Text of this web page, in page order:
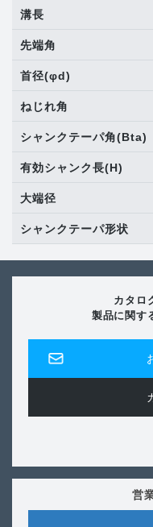
溝長
先端角
首径(φd)
ねじれ角
シャンクテーパ角(Bta)
有効シャンク長(H)
大端径
シャンクテーパ形状
カタロ
製品に関す
営